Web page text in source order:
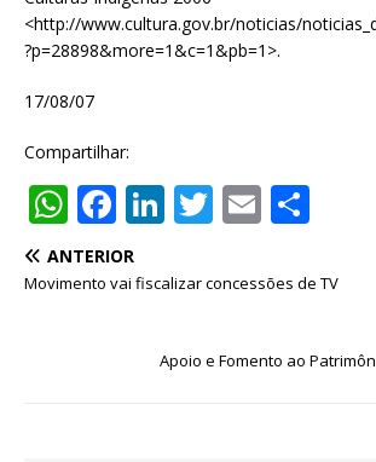
<http://www.cultura.gov.br/noticias/
?p=28898&more=1&c=1&pb=1>.
17/08/07
Compartilhar:
W
h
at
F
a
c
Li
k
dI
T
it
r
E
ai ar
ANTERIOR
Movimento vai fiscalizar concessões de TV
Apoio e Fomento ao